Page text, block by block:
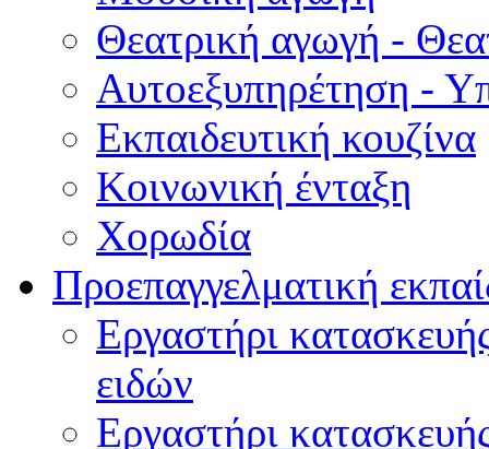
Θεατρική αγωγή -
Αυτοεξυπηρέτηση -
Εκπαιδευτική κουζίνα
Κοινωνική ένταξη
Χορωδία
Προεπαγγελματική
Εργαστήρι
ειδών
Εργαστήρι